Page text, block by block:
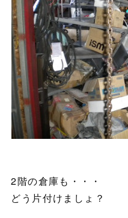
2階の倉庫も・・・
どう片付けましょ？